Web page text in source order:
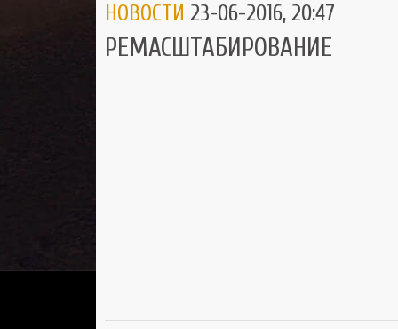
НОВОСТИ 23-06-2016, 20:47
РЕМАСШТАБИРОВАНИЕ